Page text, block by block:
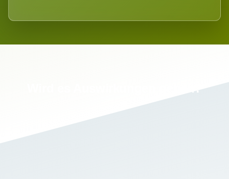
Wird es Auswirkungen geben?